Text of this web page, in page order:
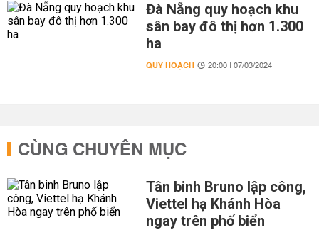
Đà Nẵng quy hoạch khu
sân bay đô thị hơn 1.300
ha
QUY HOẠCH 20:00 | 07/03/2024
CÙNG CHUYÊN MỤC
Tân binh Bruno lập công,
Viettel hạ Khánh Hòa
ngay trên phố biển